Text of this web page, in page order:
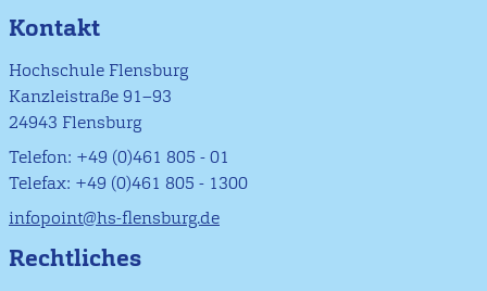
Kontakt
Hochschule Flensburg
Kanzleistraße 91–93
24943 Flensburg
Telefon: +49 (0)461 805 - 01
Telefax: +49 (0)461 805 - 1300
infopoint@hs-flensburg.de
Rechtliches